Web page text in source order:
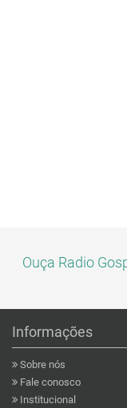
Ouça Radio
Informações
Sobre nós
Fale conosco
Institucional